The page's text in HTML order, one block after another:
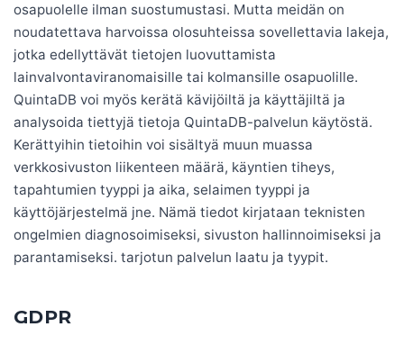
osapuolelle ilman suostumustasi. Mutta meidän on
noudatettava harvoissa olosuhteissa sovellettavia lakeja,
jotka edellyttävät tietojen luovuttamista
lainvalvontaviranomaisille tai kolmansille osapuolille.
QuintaDB voi myös kerätä kävijöiltä ja käyttäjiltä ja
analysoida tiettyjä tietoja QuintaDB-palvelun käytöstä.
Kerättyihin tietoihin voi sisältyä muun muassa
verkkosivuston liikenteen määrä, käyntien tiheys,
tapahtumien tyyppi ja aika, selaimen tyyppi ja
käyttöjärjestelmä jne. Nämä tiedot kirjataan teknisten
ongelmien diagnosoimiseksi, sivuston hallinnoimiseksi ja
parantamiseksi. tarjotun palvelun laatu ja tyypit.
GDPR